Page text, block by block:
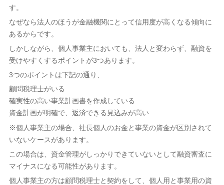
す。
なぜなら法人のほうが金融機関にとって信用度が高くなる傾向に
あるからです。
しかしながら、個人事業主においても、法人と変わらず、融資を
受けやすくするポイントが3つあります。
3つのポイントは下記の通り、
顧問税理士がいる
確実性の高い事業計画書を作成している
資金計画が明確で、返済できる見込みが高い
※個人事業主の場合、社長個人のお金と事業の資金が区別されて
いないケースがあります。
この場合は、資金管理がしっかりできていないとして融資審査に
マイナスになる可能性があります。
個人事業主の方は顧問税理士と契約をして、個人用と事業用の資